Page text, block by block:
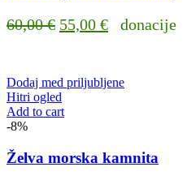
60,00€ Original
60,00 €.
55,00 €Current
55,00 €.
donacije
Dodaj med priljubljene
Hitri ogled
Add to cart
-8%
Želva morska kamnita